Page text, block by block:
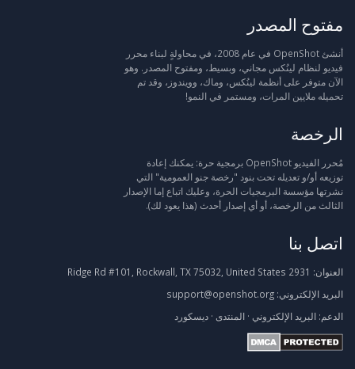
مفتوح المصدر
أنشئ OpenShot في عام 2008، في محاولةٍ لبناء محرر
فيديو لنظام لينُكس مجاني، وبسيط، ومفتوح المصدر. وهو
الآن متوفر على أنظمة لينُكس، وماك، وويندوز، وقد تم
تحميله ملايين المرات، ومستمر في النمو!
الرخصة
مُحرر الفيديو OpenShot برمجية حرة: يمكنك إعادة
توزيعه أو/و تعديله تحت بنود "رخصة جنو العمومية" التي
نشرتها مؤسسة البرمجيات الحرة، وعليك اتباع إما الإصدار
الثالث من الرخصة، أو أي إصدار أحدث (هذا يعود لك).
اتصل بنا
العنوان:
البريد الإلكتروني: support@openshot.org
الدعم: البريد الإلكتروني · المنتدى · ديسكورد